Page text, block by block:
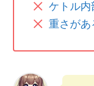
ケトル内
重さがあ